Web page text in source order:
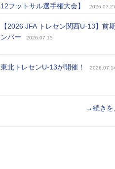
12フットサル選手権大会】
2026.07.27
【2026 JFA トレセン関西U-13】前
ンバー
2026.07.15
東北トレセンU-13が開催！
→続きを